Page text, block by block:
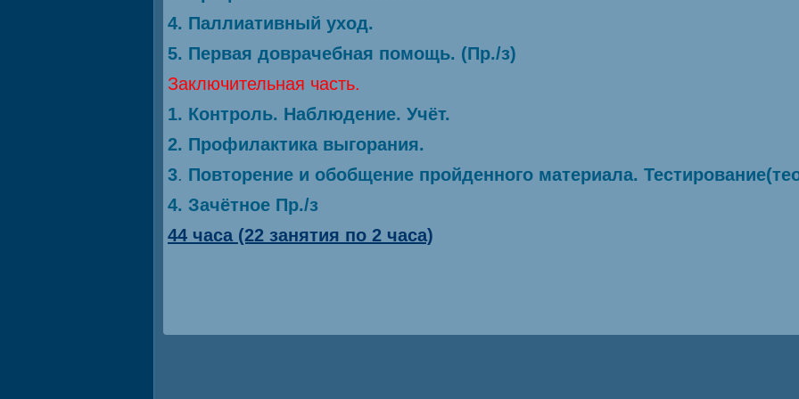
4. Паллиативный уход.
5. Первая доврачебная помощь. (Пр./з)
Заключительная часть.
1. Контроль. Наблюдение. Учёт.
2. Профилактика выгорания.
3. Повторение и обобщение пройденного материала.
4. Зачётное Пр./з
44 часа (22 занятия по 2 часа)